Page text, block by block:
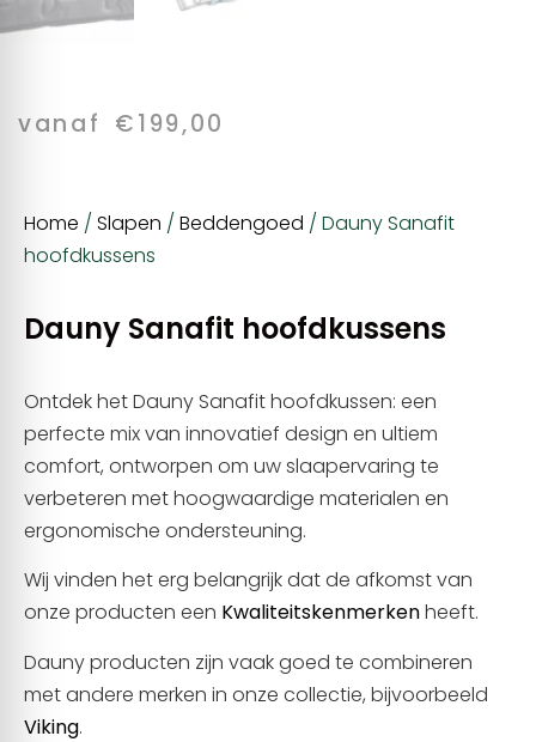
vanaf €199,00
Home / Slapen / Beddengoed / Dauny Sanafit
hoofdkussens
Dauny Sanafit hoofdkussens
Ontdek het Dauny Sanafit hoofdkussen: een
perfecte mix van innovatief design en ultiem
comfort, ontworpen om uw slaapervaring te
verbeteren met hoogwaardige materialen en
ergonomische ondersteuning.
Wij vinden het erg belangrijk dat de afkomst van
onze producten een Kwaliteitskenmerkenheeft.
Dauny producten zijn vaak goed te combineren
met andere merken in onze collectie, bijvoorbeeld
Viking.